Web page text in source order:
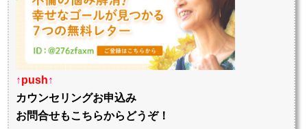
↑push↑
カウンセリングお申込み
お問合せもこちらからどうぞ！